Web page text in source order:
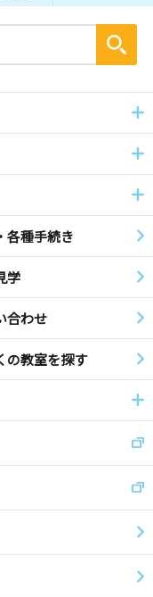
各種手続き
学
合わせ
の教室を探す